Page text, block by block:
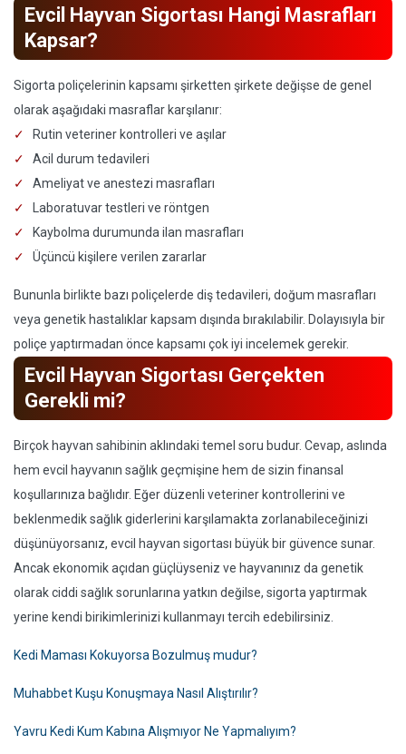
Evcil Hayvan Sigortası Hangi Masrafları
Kapsar?
Sigorta poliçelerinin kapsamı şirketten şirkete değişse de genel
olarak aşağıdaki masraflar karşılanır:
Rutin veteriner kontrolleri ve aşılar
Acil durum tedavileri
Ameliyat ve anestezi masrafları
Laboratuvar testleri ve röntgen
Kaybolma durumunda ilan masrafları
Üçüncü kişilere verilen zararlar
Bununla birlikte bazı poliçelerde diş tedavileri, doğum masrafları
veya genetik hastalıklar kapsam dışında bırakılabilir. Dolayısıyla bir
poliçe yaptırmadan önce kapsamı çok iyi incelemek gerekir.
Evcil Hayvan Sigortası Gerçekten
Gerekli mi?
Birçok hayvan sahibinin aklındaki temel soru budur. Cevap, aslında
hem evcil hayvanın sağlık geçmişine hem de sizin finansal
koşullarınıza bağlıdır. Eğer düzenli veteriner kontrollerini ve
beklenmedik sağlık giderlerini karşılamakta zorlanabileceğinizi
düşünüyorsanız, evcil hayvan sigortası büyük bir güvence sunar.
Ancak ekonomik açıdan güçlüyseniz ve hayvanınız da genetik
olarak ciddi sağlık sorunlarına yatkın değilse, sigorta yaptırmak
yerine kendi birikimlerinizi kullanmayı tercih edebilirsiniz.
Kedi Maması Kokuyorsa Bozulmuş mudur?
Muhabbet Kuşu Konuşmaya Nasıl Alıştırılır?
Yavru Kedi Kum Kabına Alışmıyor Ne Yapmalıyım?